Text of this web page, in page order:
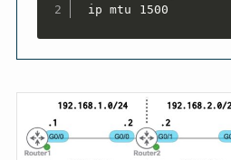
ip mtu 1500